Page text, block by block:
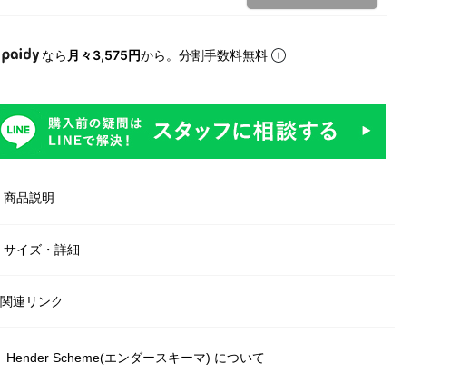
なら 月々3,575円から。分割手数料無料
商品説明
サイズ・詳細
関連リンク
Hender Scheme(エンダースキーマ) について